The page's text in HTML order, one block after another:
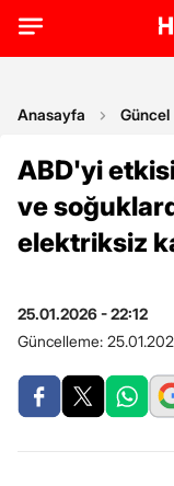
Anasayfa Güncel
ABD'yi etkisi
ve
elektriksiz
25.01.2026 - 22:12
Güncelleme: